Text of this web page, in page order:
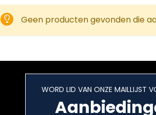
Geen producten gevonden die
WORD LID VAN ONZE MAILLIJST